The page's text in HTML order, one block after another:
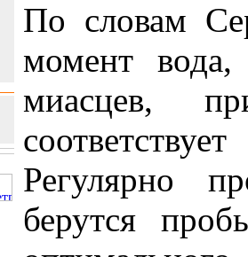
По словам
момент вода,
миасцев,
Регулярно
берутся